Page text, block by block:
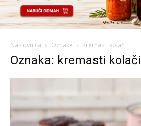
Naslovnica Oznake Kremasti kolači
Oznaka: kremasti kolači